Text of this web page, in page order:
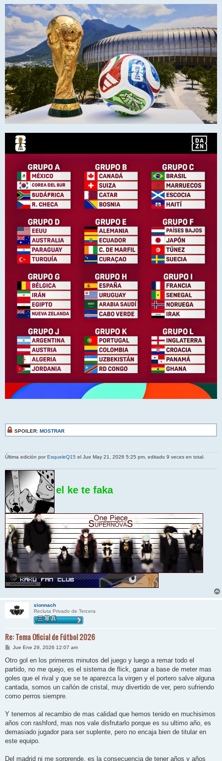
e
SPOILER: MOSTRAR
Última edición por EsqueleQ15 el Jue May 21, 2026 5:25 pm, editado 9 veces en total.
el ke te faka
sionnach
Recluta Privado de Tercera
Re: Tema Oficial de Fútbol 2026
M
n
a
j
Jue Ene 29, 2026 12:07 am
Otro gol en los primeros minutos del juego y luego a remar todo el
partido, no me quejo, es el sistema de flick, ganar a base de meter mas
goles que el rival y que se te aparezca la virgen y el portero salve alguna
cantada, somos un cañón de cristal, muy divertido de ver, pero sufriendo
como perros siempre.
Y tenemos al recambio de mas calidad que hemos tenido en muchisimos
años con rashford, mas nos vale disfrutarlo porque es su ultimo año, es
demasiado jugador para ser suplente, pero no encaja bien de titular en
este equipo.
Del madrid ni me sorprende, es la consecuencia de tener años y años